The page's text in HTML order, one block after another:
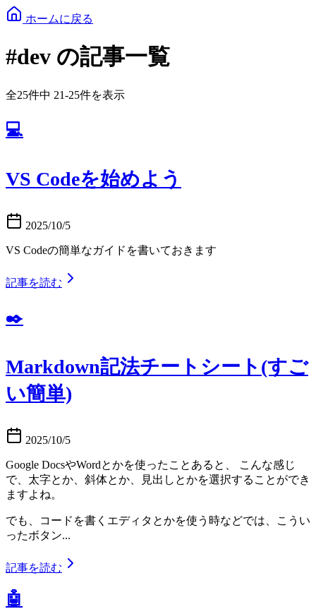
ホームに戻る
#dev の記事一覧
全25件中 21-25件を表示
💻
VS Codeを始めよう
2025/10/5
VS Codeの簡単なガイドを書いておきます
記事を読む
✒️
Markdown記法チートシート(すご
い簡単)
2025/10/5
Google DocsやWordとかを使ったことあると、 こんな感じ
で、太字とか、斜体とか、見出しとかを選択することができ
ますよね。
でも、コードを書くエディタとかを使う時などでは、こうい
ったボタン...
記事を読む
🤖